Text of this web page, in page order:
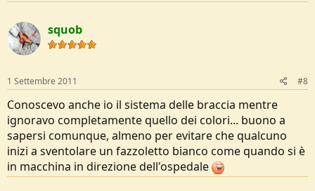
squob
1 Settembre 2011 #8
Conoscevo anche io il sistema delle braccia mentre
ignoravo completamente quello dei colori... buono a
sapersi comunque, almeno per evitare che qualcuno
inizi a sventolare un fazzoletto bianco come quando si è
in macchina in direzione dell'ospedale